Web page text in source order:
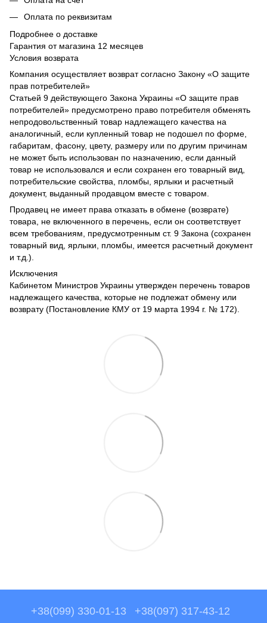
Оплата по реквизитам
Подробнее о доставке
Гарантия от магазина 12 месяцев
Условия возврата
Компания осуществляет возврат согласно Закону «О защите
прав потребителей»
Статьей 9 действующего Закона Украины «О защите прав
потребителей» предусмотрено право потребителя обменять
непродовольственный товар надлежащего качества на
аналогичный, если купленный товар не подошел по форме,
габаритам, фасону, цвету, размеру или по другим причинам
не может быть использован по назначению, если данный
товар не использовался и если сохранен его товарный вид,
потребительские свойства, пломбы, ярлыки и расчетный
документ, выданный продавцом вместе с товаром.
Продавец не имеет права отказать в обмене (возврате)
товара, не включенного в перечень, если он соответствует
всем требованиям, предусмотренным ст. 9 Закона (сохранен
товарный вид, ярлыки, пломбы, имеется расчетный документ
и т.д.).
Исключения
Кабинетом Министров Украины утвержден перечень товаров
надлежащего качества, которые не подлежат обмену или
возврату (Постановление КМУ от 19 марта 1994 г. № 172).
+38(099) 330-01-13 +38(097) 317-43-12